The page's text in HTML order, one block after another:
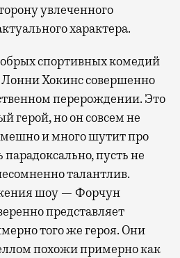
увлеченного
характера.
спортивных комедий
Лонни Хокинс совершенно
перерождении. Это
герой, но он совсем не
и много шутит про
парадоксально, пусть не
талантлив.
шоу — Форчун
представляет
того же героя. Они
похожи примерно как